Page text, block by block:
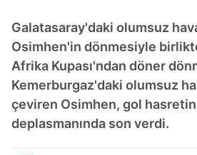
Galatasaray'daki olumsuz
Osimhen'in dönmesiyle
Afrika Kupası'ndan döner
Kemerburgaz'daki olumsuz
çeviren Osimhen, gol
deplasmanında son verdi.